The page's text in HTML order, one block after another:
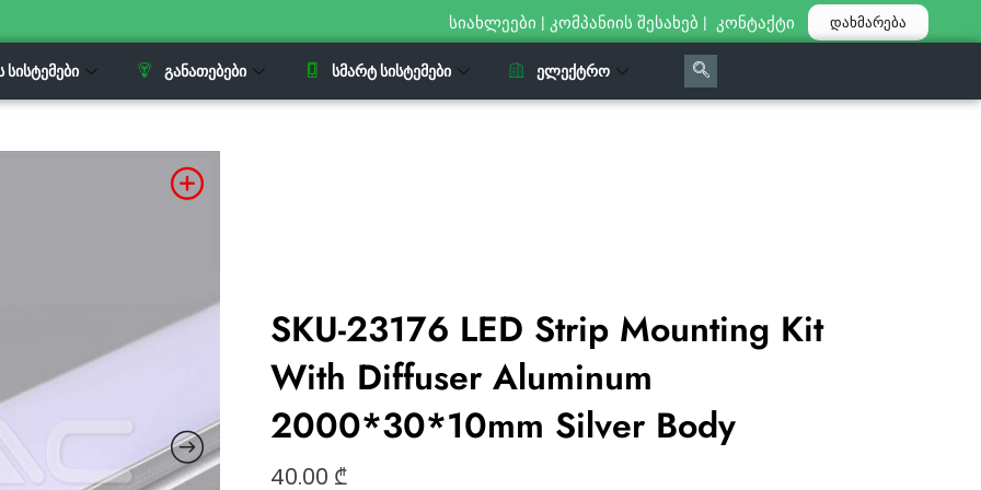
სიახლეები | კომპანიის შესახებ | კონტაქტი დახმარება
ᲡᲘᲡᲢᲔᲛᲔᲑᲘ ᲒᲐᲜᲐᲗᲔᲑᲔᲑᲘ ᲡᲛᲐᲠᲢ ᲡᲘᲡᲢᲔᲛᲔᲑᲘ ᲔᲚᲔᲥᲢᲠᲝ
SKU-23176 LED Strip Mounting Kit
With Diffuser Aluminum
2000*30*10mm Silver Body
40.00 ₾